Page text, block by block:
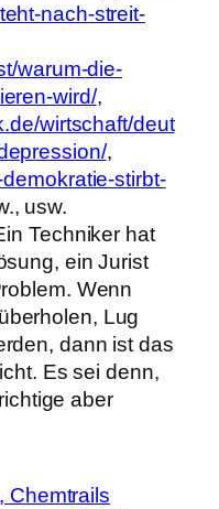
nach-streit-
warum-die-
wird/,
wirtschaft/deut
,
stirbt-
usw.
Techniker hat
ein Jurist
Wenn
Lug
dann ist das
Es sei denn,
aber